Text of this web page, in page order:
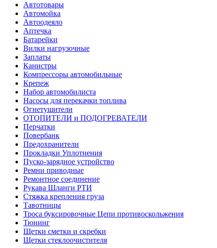
Автотовары
Автомойка
Автоодеяло
Аптечка
Батарейки
Вилки нагрузочные
Заплаты
Канистры
Компрессоры автомобильные
Крепеж
Набор автомобилиста
Насосы для перекачки топлива
Огнетушители
ОТОПИТЕЛИ и ПОДОГРЕВАТЕЛИ
Перчатки
Повербанк
Предохранители
Прокладки Уплотнения
Пуско-зарядное устройство
Ремни приводные
Ремонтное соединение
Рукава Шланги РТИ
Стяжка крепления груза
Тавотницы
Троса буксировочные Цепи противоскольжения
Тюнинг
Щетки сметки и скребки
Щетки стеклоочистителя